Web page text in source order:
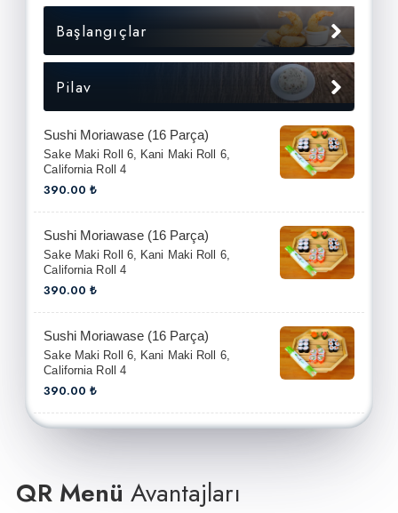
Başlangıçlar
Pilav
Sushi Moriawase (16 Parça)
Sake Maki Roll 6, Kani Maki Roll 6,
California Roll 4
390.00 ₺
Sushi Moriawase (16 Parça)
Sake Maki Roll 6, Kani Maki Roll 6,
California Roll 4
390.00 ₺
Sushi Moriawase (16 Parça)
Sake Maki Roll 6, Kani Maki Roll 6,
California Roll 4
390.00 ₺
QR Menü Avantajları